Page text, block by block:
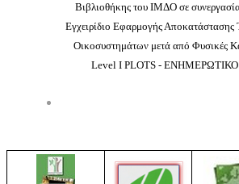
Βιβλιοθήκης του ΙΜΔΟ σε
Εγχειρίδιο Εφαρμογής
Οικοσυστημάτων μετά από Φυσικές
Level I PLOTS -